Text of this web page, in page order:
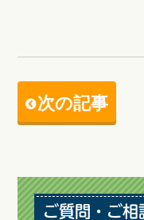
次の記事
ご質問・ご相